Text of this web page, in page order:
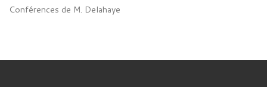
Conférences de M. Delahaye